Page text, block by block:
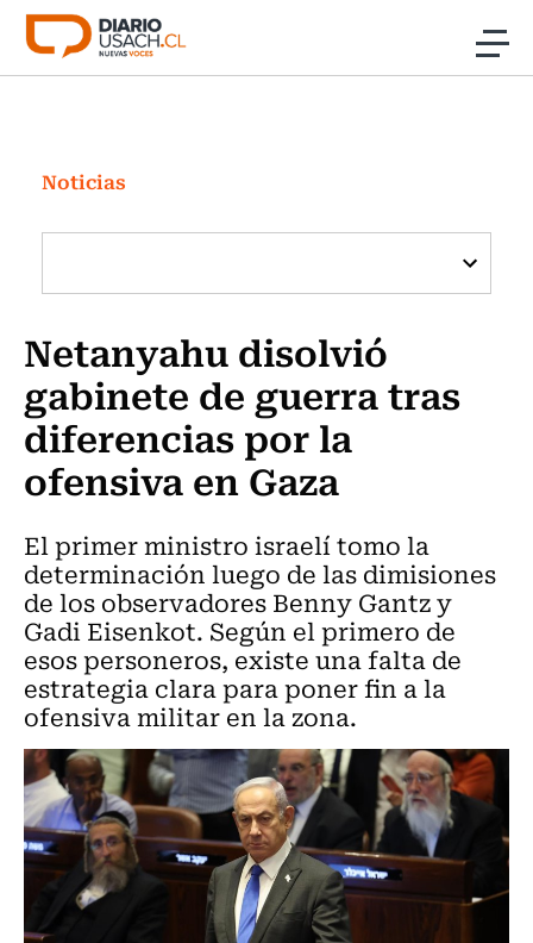
Click acá para ir directamente al contenido
Investigación
Cultura
Programas Radio y TV Usach
Noticias
Netanyahu disolvió
gabinete de guerra tras
diferencias por la
ofensiva en Gaza
El primer ministro israelí tomo la
determinación luego de las dimisiones
de los observadores Benny Gantz y
Gadi Eisenkot. Según el primero de
esos personeros, existe una falta de
estrategia clara para poner fin a la
ofensiva militar en la zona.